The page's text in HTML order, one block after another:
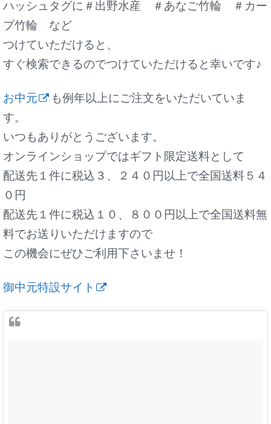
ハッシュタグに＃出野水産 ＃あなご竹輪 ＃カー
プ竹輪 など
つけていただけると、
すぐ検索できるのでつけていただけると幸いです♪
お中元
も例年以上にご注文をいただいていま
す。
いつもありがとうございます。
オンラインショップではギフト限定送料として
配送先１件に税込３、２４０円以上で全国送料５４
０円
配送先１件に税込１０、８００円以上で全国送料無
料でお送りいただけますので
この機会にぜひご利用下さいませ！
御中元特設サイト